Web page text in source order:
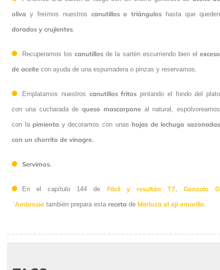
oliva y freímos nuestros canutillos o triángulos hasta que queden
dorados y crujientes.
Recuperamos loscanutillos de la sartén escurriendo bien elexceso
de aceite con ayuda de una espumadera o pinzas y reservamos.
Emplatamos nuestros canutillos fritos pintando el fondo del plato
con una cucharada de queso mascarponeal natural, espolvoreamos
con la pimienta y decoramos con unas hojas de lechuga sazonadas
con un chorrito de vinagre.
Servimos.
En el capítulo 144 de Fácil y resultón T7,
Gonzalo D
´Ambrosio también prepara esta receta de Merluza al ají amarillo.